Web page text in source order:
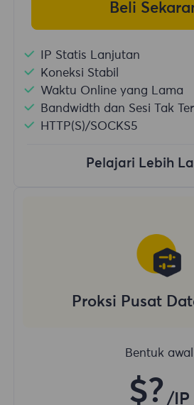
Beli
IP Statis Lanjutan
Koneksi Stabil
Waktu Online yang Lama
Bandwidth dan Sesi Tak
HTTP(S)/SOCKS5
Pelajari Lebih
Proksi Pusat
Bentuk awal
$? /IP